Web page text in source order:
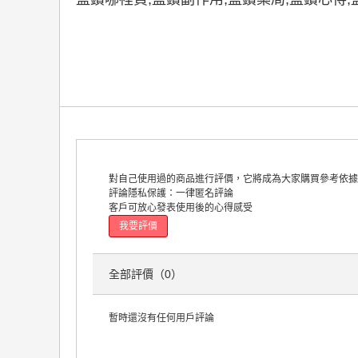
對自己使用過的商品進行評價，它將成為大家購買參考依
評論隱私保護： 一律匿名評論
客戶可放心發表使用後的心得感受
我要評價
全部評價（0）
暫時還沒有任何用戶評論